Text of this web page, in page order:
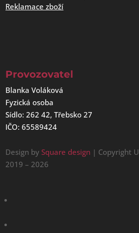
Reklamace zboží
Provozovatel
Blanka Voláková
Fyzická osoba
Sídlo: 262 42, Třebsko 27
IČO: 65589424
Design bySquare design | Copyright
2019 – 2026